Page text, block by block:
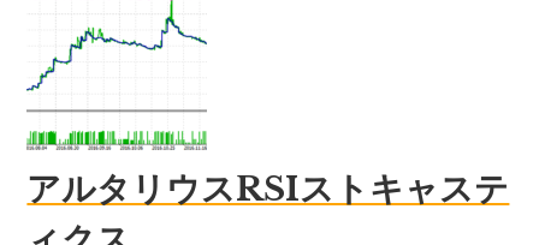
アルタリウスRSIストキャステ